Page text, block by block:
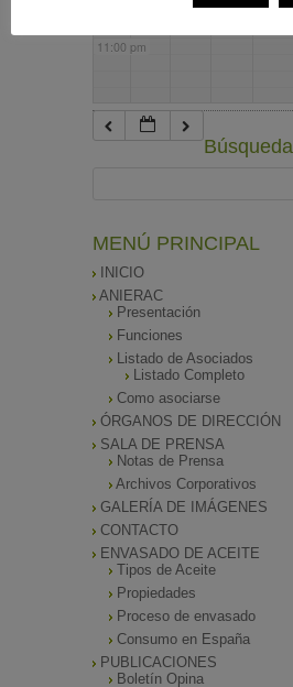
11:00 pm
Búsqueda
MENÚ PRINCIPAL
INICIO
ANIERAC
Presentación
Funciones
Listado de Asociados
Listado Completo
Como asociarse
ÓRGANOS DE DIRECCIÓN
SALA DE PRENSA
Notas de Prensa
Archivos Corporativos
GALERÍA DE IMÁGENES
CONTACTO
ENVASADO DE ACEITE
Tipos de Aceite
Propiedades
Proceso de envasado
Consumo en España
PUBLICACIONES
Boletín Opina